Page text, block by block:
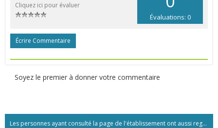
Évaluations: 0
Cliquez ici pour évaluer
Écrire Commentaire
Soyez le premier à donner votre commentaire
Les personnes ayant consulté la page de l'établissement ont aussi regardé:...